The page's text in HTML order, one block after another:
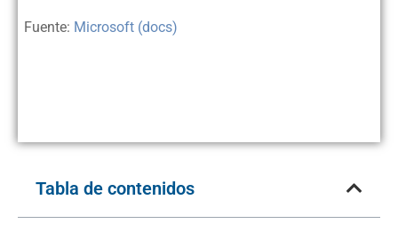
Fuente: Microsoft (docs)
Tabla de contenidos